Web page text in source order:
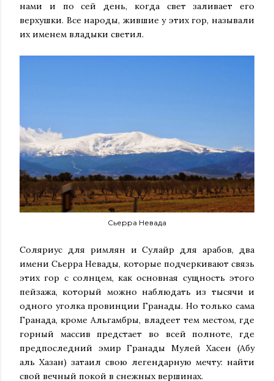
нами и по сей день, когда свет заливает его
верхушки. Все народы, жившие у этих гор, называли
их именем владыки светил.
Сьерра Невада
Соляриус для римлян и Сулайр для арабов, два
имени Сьерра Невады, которые подчеркивают связь
этих гор с солнцем, как основная сущность этого
пейзажа, который можно наблюдать из тысячи и
одного уголка провинции Гранады. Но только сама
Гранада, кроме Альгамбры, владеет тем местом, где
горный массив предстает во всей полноте, где
предпоследний эмир Гранады Мулей Хасен (Абу
аль Хазан) затаил свою легендарную мечту: найти
свой вечный покой в снежных вершинах.